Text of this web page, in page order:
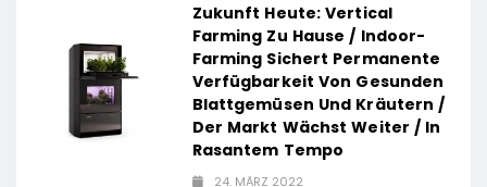
für die
Zukunft
dauerhaft
die Preise
für
Schokolade
/ 26
Schokoladenartikel
Campus in
Hamburg
und setzt
damit neue
Maßstäbe
Zukunft Heute: Vertical
Farming Zu Hause / Indoor-
Farming Sichert Permanente
Verfügbarkeit Von Gesunden
Blattgemüsen Und Kräutern /
Der Markt Wächst Weiter / In
Rasantem Tempo
24. MÄRZ 2022